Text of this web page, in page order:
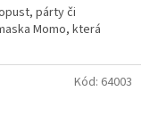
párty či
Momo, která
Kód: 64003